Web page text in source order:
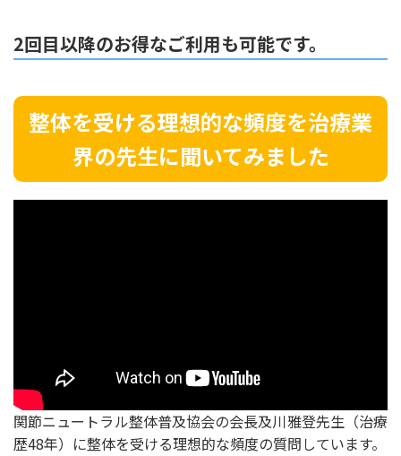
2回目以降のお得なご利用も可能です。
整体を受ける理想的な頻度を治療業
界の先生に聞いてみました
関節ニュートラル整体普及協会の会長及川雅登先生（治療
歴48年）に整体を受ける理想的な頻度の質問しています。